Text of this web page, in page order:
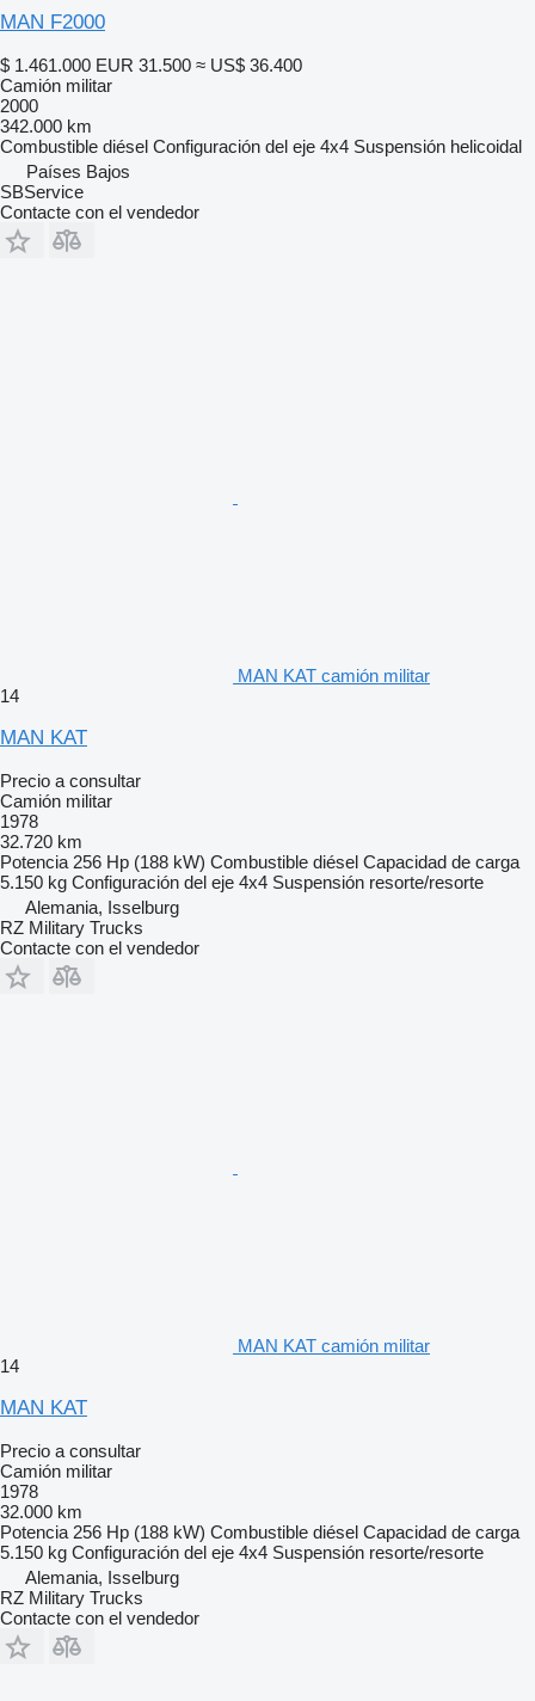
MAN F2000
$ 1.461.000 EUR 31.500 ≈ US$ 36.400
Camión militar
2000
342.000 km
Combustible diésel Configuración del eje 4x4 Suspensión helicoidal
Países Bajos
SBService
Contacte con el vendedor
MAN KAT camión militar
14
MAN KAT
Precio a consultar
Camión militar
1978
32.720 km
Potencia 256 Hp (188 kW) Combustible diésel Capacidad de carga
5.150 kg Configuración del eje 4x4 Suspensión resorte/resorte
Alemania, Isselburg
RZ Military Trucks
Contacte con el vendedor
MAN KAT camión militar
14
MAN KAT
Precio a consultar
Camión militar
1978
32.000 km
Potencia 256 Hp (188 kW) Combustible diésel Capacidad de carga
5.150 kg Configuración del eje 4x4 Suspensión resorte/resorte
Alemania, Isselburg
RZ Military Trucks
Contacte con el vendedor